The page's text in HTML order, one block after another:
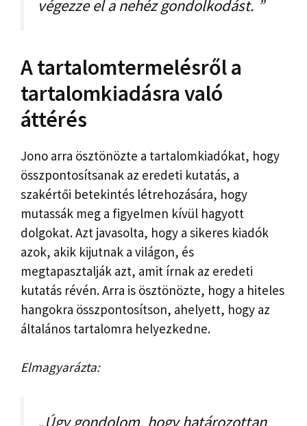
végezze el a nehéz gondolkodást. ”
A tartalomtermelésről a
tartalomkiadásra való
áttérés
Jono arra ösztönözte a tartalomkiadókat, hogy
összpontosítsanak az eredeti kutatás, a
szakértői betekintés létrehozására, hogy
mutassák meg a figyelmen kívül hagyott
dolgokat. Azt javasolta, hogy a sikeres kiadók
azok, akik kijutnak a világon, és
megtapasztalják azt, amit írnak az eredeti
kutatás révén. Arra is ösztönözte, hogy a hiteles
hangokra összpontosítson, ahelyett, hogy az
általános tartalomra helyezkedne.
Elmagyarázta:
„Úgy gondolom, hogy határozottan